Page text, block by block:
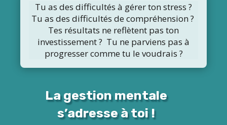
Tu as des difficultés à gérer ton stress ?
Tu as des difficultés de compréhension ?
Tes résultats ne reflètent pas ton
investissement ? Tu ne parviens pas à
progresser comme tu le voudrais ?
La gestion mentale
s’adresse à toi !